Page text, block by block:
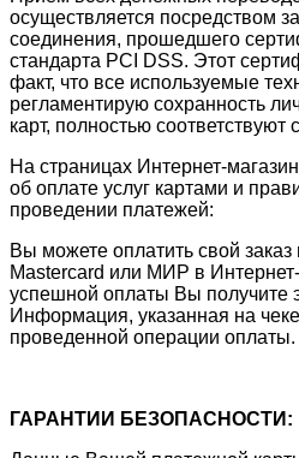
осуществляется посредством
соединения, прошедшего
стандарта PCI DSS. Этот
факт, что все используемые
регламентирую сохранность
карт, полностью соответствуют
На страницах Интернет-
об оплате услуг картами и
проведении платежей:
Вы можете оплатить свой
Mastercard или МИР в
успешной оплаты Вы получите
Информация, указанная на
проведенной операции оплаты.
ГАРАНТИИ БЕЗОПАСНОСТИ: